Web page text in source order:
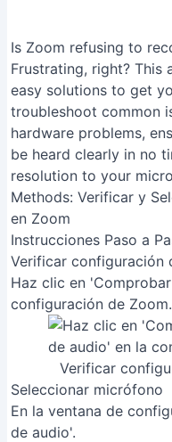
Is Zoom refusing to
Frustrating, right? This
easy solutions to get
troubleshoot common
hardware problems,
be heard clearly in no
resolution to your
Methods: Verificar y
en Zoom
Instrucciones Paso a
Verificar configuración
Haz clic en
configuración de Zoom.
Verificar
Seleccionar micrófono
En la ventana de
de audio'.